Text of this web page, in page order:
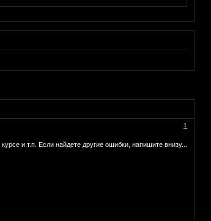
1
и т.п. Если найдете другие ошибки, напишите внизу...